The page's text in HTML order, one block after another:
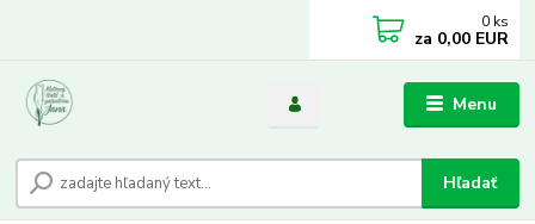
Menu
Hľadať
0 ks
za 0,00 EUR